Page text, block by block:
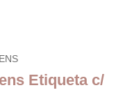
Etiqueta c/